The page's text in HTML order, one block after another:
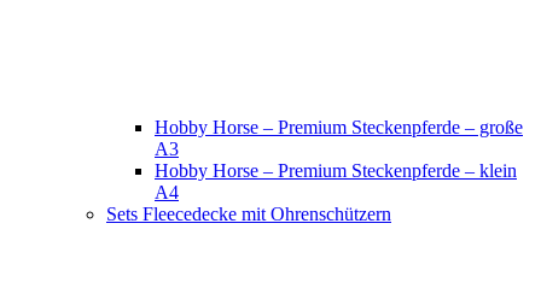
Hobby Horse – Premium Steckenpferde – große
A3
Hobby Horse – Premium Steckenpferde – klein
A4
Sets Fleecedecke mit Ohrenschützern